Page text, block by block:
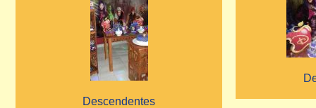
Descendentes